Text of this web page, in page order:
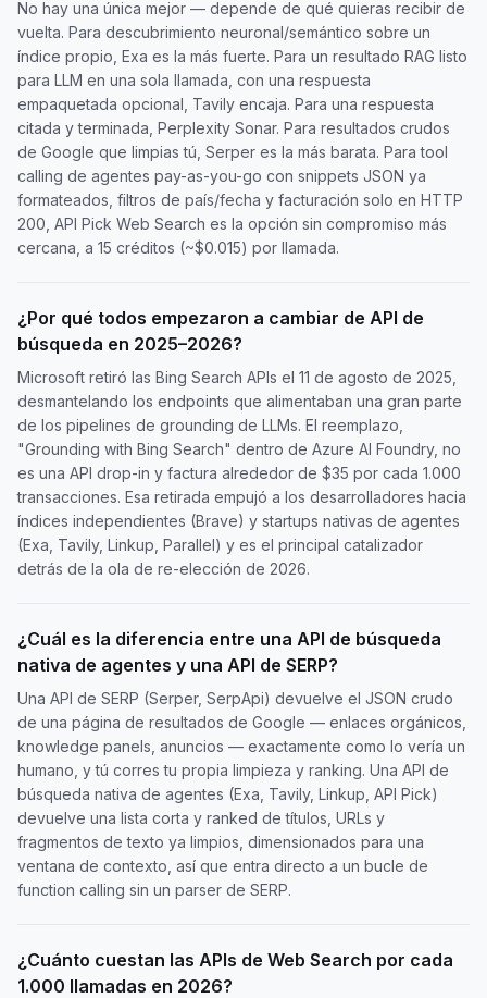
No hay una única mejor — depende de qué quieras recibir de
vuelta. Para descubrimiento neuronal/semántico sobre un
índice propio, Exa es la más fuerte. Para un resultado RAG listo
para LLM en una sola llamada, con una respuesta
empaquetada opcional, Tavily encaja. Para una respuesta
citada y terminada, Perplexity Sonar. Para resultados crudos
de Google que limpias tú, Serper es la más barata. Para tool
calling de agentes pay-as-you-go con snippets JSON ya
formateados, filtros de país/fecha y facturación solo en HTTP
200, API Pick Web Search es la opción sin compromiso más
cercana, a 15 créditos (~$0.015) por llamada.
¿Por qué todos empezaron a cambiar de API de
búsqueda en 2025–2026?
Microsoft retiró las Bing Search APIs el 11 de agosto de 2025,
desmantelando los endpoints que alimentaban una gran parte
de los pipelines de grounding de LLMs. El reemplazo,
"Grounding with Bing Search" dentro de Azure AI Foundry, no
es una API drop-in y factura alrededor de $35 por cada 1.000
transacciones. Esa retirada empujó a los desarrolladores hacia
índices independientes (Brave) y startups nativas de agentes
(Exa, Tavily, Linkup, Parallel) y es el principal catalizador
detrás de la ola de re-elección de 2026.
¿Cuál es la diferencia entre una API de búsqueda
nativa de agentes y una API de SERP?
Una API de SERP (Serper, SerpApi) devuelve el JSON crudo
de una página de resultados de Google — enlaces orgánicos,
knowledge panels, anuncios — exactamente como lo vería un
humano, y tú corres tu propia limpieza y ranking. Una API de
búsqueda nativa de agentes (Exa, Tavily, Linkup, API Pick)
devuelve una lista corta y ranked de títulos, URLs y
fragmentos de texto ya limpios, dimensionados para una
ventana de contexto, así que entra directo a un bucle de
function calling sin un parser de SERP.
¿Cuánto cuestan las APIs de Web Search por cada
1.000 llamadas en 2026?